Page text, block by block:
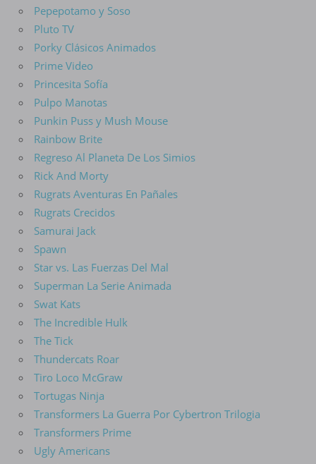
Pepepotamo y Soso
Pluto TV
Porky Clásicos Animados
Prime Video
Princesita Sofía
Pulpo Manotas
Punkin Puss y Mush Mouse
Rainbow Brite
Regreso Al Planeta De Los Simios
Rick And Morty
Rugrats Aventuras En Pañales
Rugrats Crecidos
Samurai Jack
Spawn
Star vs. Las Fuerzas Del Mal
Superman La Serie Animada
Swat Kats
The Incredible Hulk
The Tick
Thundercats Roar
Tiro Loco McGraw
Tortugas Ninja
Transformers La Guerra Por Cybertron Trilogia
Transformers Prime
Ugly Americans